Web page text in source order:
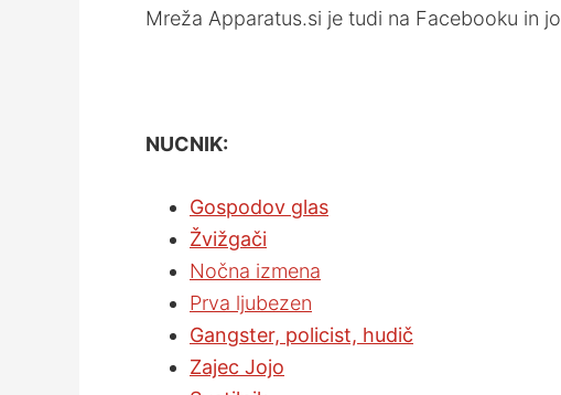
Mreža Apparatus.si je tudi na Facebooku in
NUCNIK:
Gospodov glas
Žvižgači
Nočna izmena
Prva ljubezen
Gangster, policist, hudič
Zajec Jojo